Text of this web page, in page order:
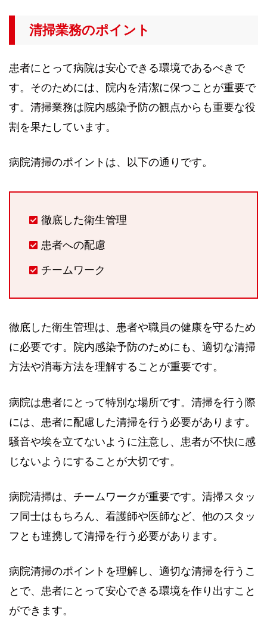
清掃業務のポイント
患者にとって病院は安心できる環境であるべきで
す。そのためには、院内を清潔に保つことが重要で
す。清掃業務は院内感染予防の観点からも重要な役
割を果たしています。
病院清掃のポイントは、以下の通りです。
徹底した衛生管理
患者への配慮
チームワーク
徹底した衛生管理は、患者や職員の健康を守るため
に必要です。院内感染予防のためにも、適切な清掃
方法や消毒方法を理解することが重要です。
病院は患者にとって特別な場所です。清掃を行う際
には、患者に配慮した清掃を行う必要があります。
騒音や埃を立てないように注意し、患者が不快に感
じないようにすることが大切です。
病院清掃は、チームワークが重要です。清掃スタッ
フ同士はもちろん、看護師や医師など、他のスタッ
フとも連携して清掃を行う必要があります。
病院清掃のポイントを理解し、適切な清掃を行うこ
とで、患者にとって安心できる環境を作り出すこと
ができます。